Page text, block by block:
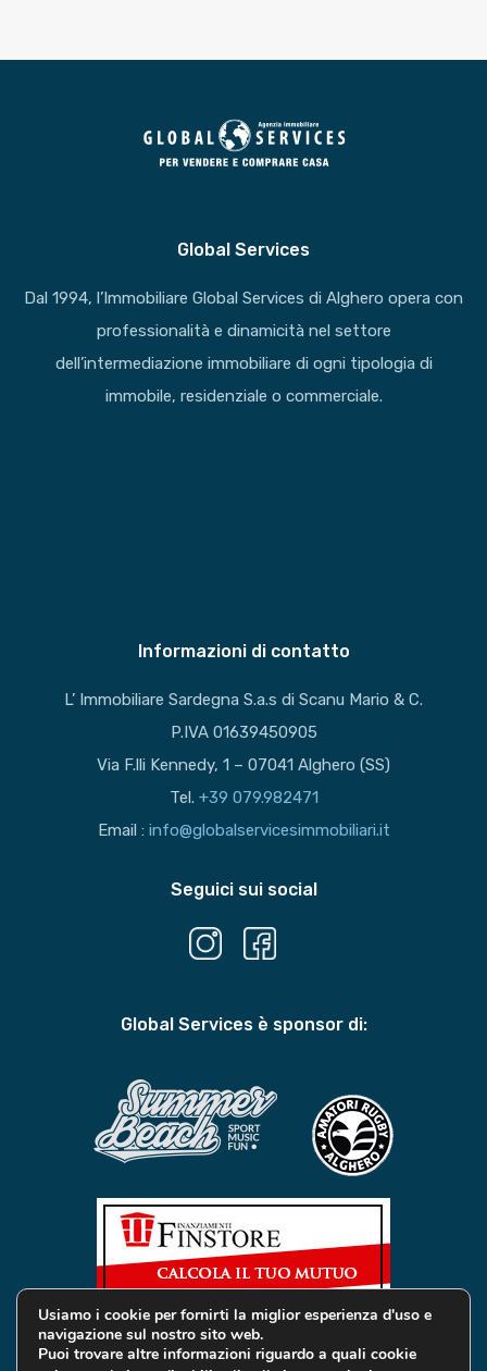
Global Services
Dal 1994, l’Immobiliare Global Services di Alghero opera con
professionalità e dinamicità nel settore
dell’intermediazione immobiliare di ogni tipologia di
immobile, residenziale o commerciale.
Informazioni di contatto
L’ Immobiliare Sardegna S.a.s di Scanu Mario & C.
P.IVA 01639450905
Via F.lli Kennedy, 1 – 07041 Alghero (SS)
Tel. +39 079.982471
Email : info@globalservicesimmobiliari.it
Seguici sui social
Global Services è sponsor di:
Usiamo i cookie per fornirti la miglior esperienza d'uso e
navigazione sul nostro sito web.
Puoi trovare altre informazioni riguardo a quali cookie